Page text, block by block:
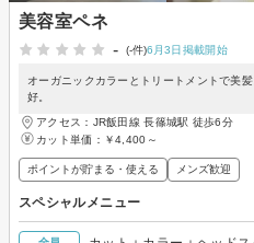
美容室ペネ
-
(-件)6月3日掲載開始
オーガニックカラーとトリートメントで美
好。
アクセス：JR飯田線 長篠城駅 徒歩6分
カット単価： ￥4,400～
ポイントが貯まる・使える メンズ歓迎
スペシャルメニュー